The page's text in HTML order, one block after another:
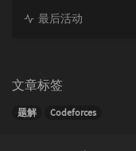
最后活动
文章标签
题解 Codeforces